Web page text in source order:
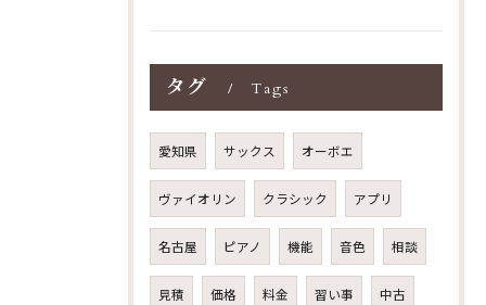
タグ Tags
愛知県 サックス オーボエ
ヴァイオリン クラシック アプリ
名古屋 ピアノ 機能 音色 相談
見積 価格 料金 習い事 中古